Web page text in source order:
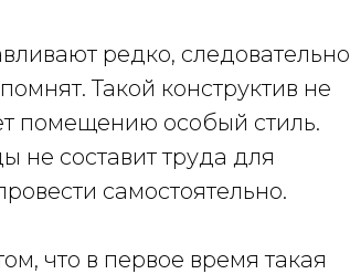
редко, следовательно
Такой конструктив не
помещению особый стиль.
не составит труда для
самостоятельно.
что в первое время такая